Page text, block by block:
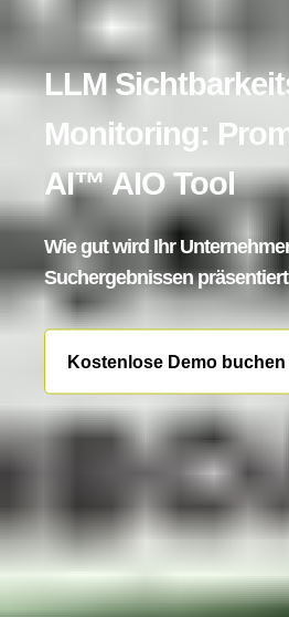
LLM
Monitoring:
AI™ AIO Tool
Wie gut wird Ihr
Suchergebnissen
Kostenlose Demo buchen